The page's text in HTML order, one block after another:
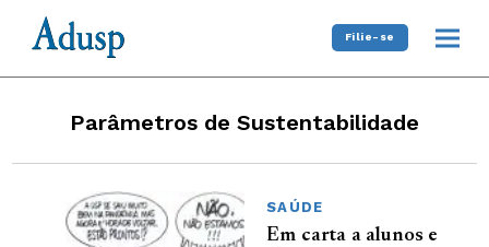
Filie-se
Parâmetros de Sustentabilidade
SAÚDE
Em carta a alunos e